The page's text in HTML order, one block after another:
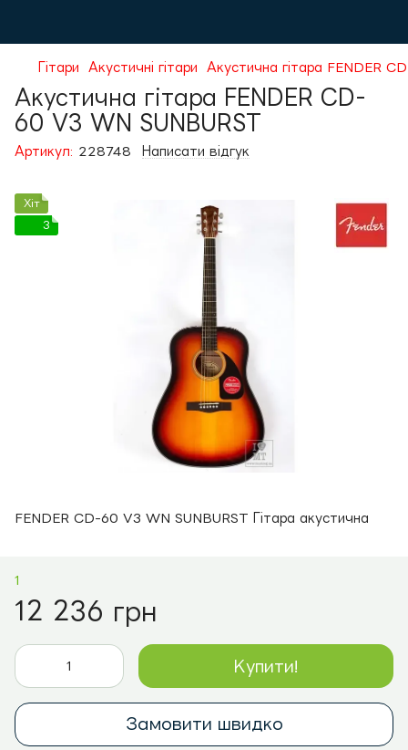
Гітари Акустичні гітари Акустична гітара FENDER
Акустична гітара FENDER CD-
60 V3 WN SUNBURST
Артикул: 228748 Написати відгук
Хіт
3
FENDER CD-60 V3 WN SUNBURST Гітара акустична
1
12 236 грн
Купити!
Замовити швидко